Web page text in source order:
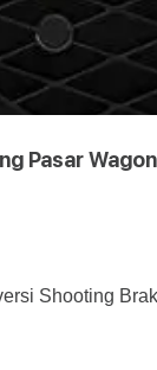
Pasar
Shooting